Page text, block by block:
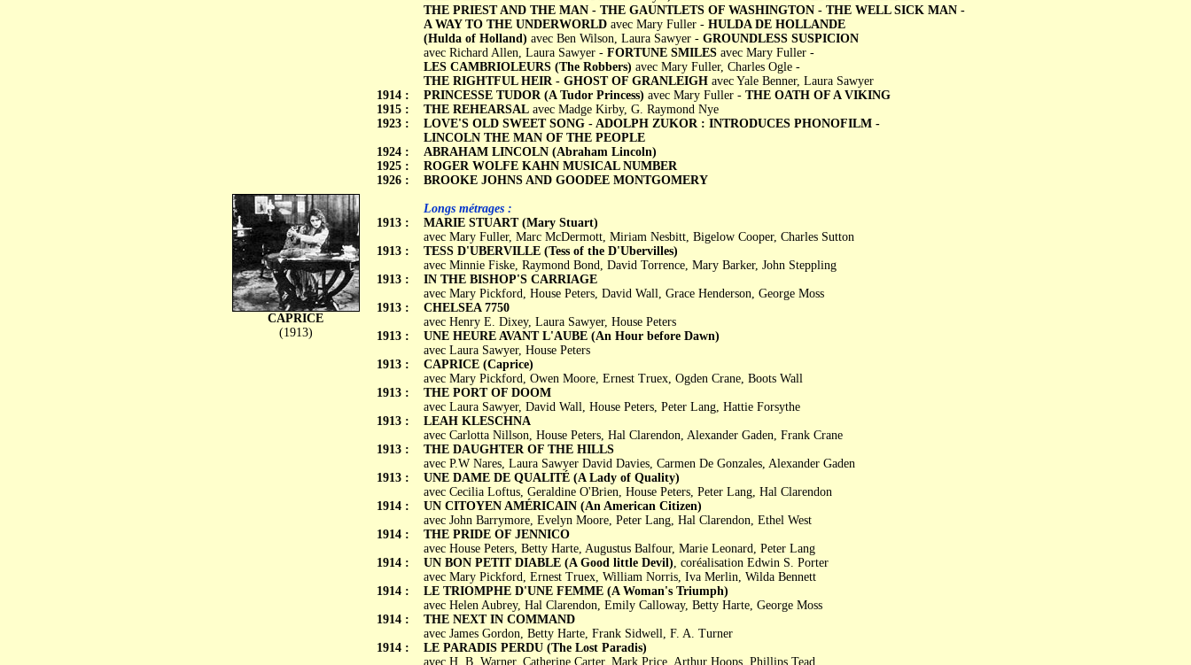
CAPRICE
(1913)
1914 :
1915 :
1923 :
1924 :
1925 :
1926 :
1913 :
1913 :
1913 :
1913 :
1913 :
1913 :
1913 :
1913 :
1913 :
1913 :
1914 :
1914 :
1914 :
1914 :
1914 :
1914 :
THE PRIEST AND THE MAN - THE GAUNTLETS OF WASHINGTON - THE WELL SICK MAN -
A WAY TO THE UNDERWORLDavec Mary Fuller - HULDA DE HOLLANDE
(Hulda of Holland) avec Ben Wilson, Laura Sawyer - GROUNDLESS SUSPICION
avec Richard Allen, Laura Sawyer - FORTUNE SMILESavec Mary Fuller -
LES CAMBRIOLEURS (The Robbers) avec Mary Fuller, Charles Ogle -
THE RIGHTFUL HEIR - GHOST OF GRANLEIGHavec Yale Benner, Laura Sawyer
PRINCESSE TUDOR (A Tudor Princess) avec Mary Fuller - THE OATH OF A VIKING
THE REHEARSALavec Madge Kirby, G. Raymond Nye
LOVE'S OLD SWEET SONG - ADOLPH ZUKOR : INTRODUCES PHONOFILM -
LINCOLN THE MAN OF THE PEOPLE
ABRAHAM LINCOLN (Abraham Lincoln)
ROGER WOLFE KAHN MUSICAL NUMBER
BROOKE JOHNS AND GOODEE MONTGOMERY
Longs métrages :
MARIE STUART (Mary Stuart)
avec Mary Fuller, Marc McDermott, Miriam Nesbitt, Bigelow Cooper, Charles Sutton
TESS D'UBERVILLE (Tess of the D'Ubervilles)
avec Minnie Fiske, Raymond Bond, David Torrence, Mary Barker, John Steppling
IN THE BISHOP'S CARRIAGE
avec Mary Pickford, House Peters, David Wall, Grace Henderson, George Moss
CHELSEA 7750
avec Henry E. Dixey, Laura Sawyer, House Peters
UNE HEURE AVANT L'AUBE (An Hour before Dawn)
avec Laura Sawyer, House Peters
CAPRICE (Caprice)
avec Mary Pickford, Owen Moore, Ernest Truex, Ogden Crane, Boots Wall
THE PORT OF DOOM
avec Laura Sawyer, David Wall, House Peters, Peter Lang, Hattie Forsythe
LEAH KLESCHNA
avec Carlotta Nillson, House Peters, Hal Clarendon, Alexander Gaden, Frank Crane
THE DAUGHTER OF THE HILLS
avec P.W Nares, Laura Sawyer David Davies, Carmen De Gonzales, Alexander Gaden
UNE DAME DE QUALITÉ (A Lady of Quality)
avec Cecilia Loftus, Geraldine O'Brien, House Peters, Peter Lang, Hal Clarendon
UN CITOYEN AMÉRICAIN (An American Citizen)
avec John Barrymore, Evelyn Moore, Peter Lang, Hal Clarendon, Ethel West
THE PRIDE OF JENNICO
avec House Peters, Betty Harte, Augustus Balfour, Marie Leonard, Peter Lang
UN BON PETIT DIABLE (A Good little Devil), coréalisation Edwin S. Porter
avec Mary Pickford, Ernest Truex, William Norris, Iva Merlin, Wilda Bennett
LE TRIOMPHE D'UNE FEMME (A Woman's Triumph)
avec Helen Aubrey, Hal Clarendon, Emily Calloway, Betty Harte, George Moss
THE NEXT IN COMMAND
avec James Gordon, Betty Harte, Frank Sidwell, F. A. Turner
LE PARADIS PERDU (The Lost Paradis)
avec H. B. Warner, Catherine Carter, Mark Price, Arthur Hoops, Phillips Tead